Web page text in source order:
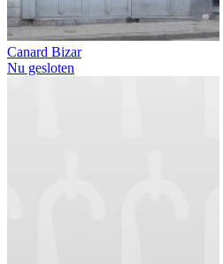
Canard Bizar
Nu gesloten